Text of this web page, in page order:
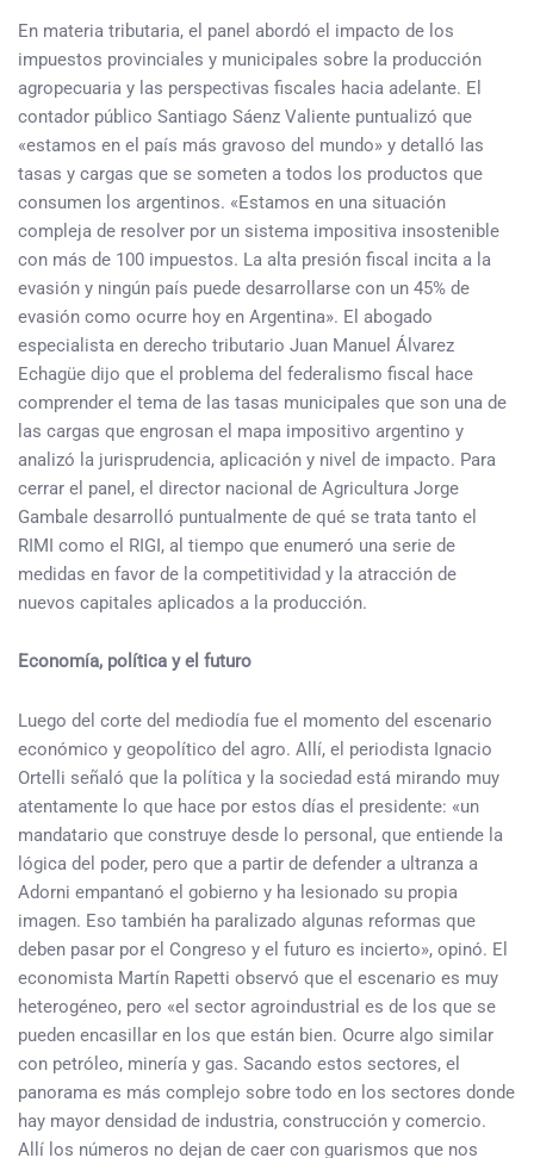
En materia tributaria, el panel abordó el impacto de los
impuestos provinciales y municipales sobre la producción
agropecuaria y las perspectivas fiscales hacia adelante. El
contador público Santiago Sáenz Valiente puntualizó que
«estamos en el país más gravoso del mundo» y detalló las
tasas y cargas que se someten a todos los productos que
consumen los argentinos. «Estamos en una situación
compleja de resolver por un sistema impositiva insostenible
con más de 100 impuestos. La alta presión fiscal incita a la
evasión y ningún país puede desarrollarse con un 45% de
evasión como ocurre hoy en Argentina». El abogado
especialista en derecho tributario Juan Manuel Álvarez
Echagüe dijo que el problema del federalismo fiscal hace
comprender el tema de las tasas municipales que son una de
las cargas que engrosan el mapa impositivo argentino y
analizó la jurisprudencia, aplicación y nivel de impacto. Para
cerrar el panel, el director nacional de Agricultura Jorge
Gambale desarrolló puntualmente de qué se trata tanto el
RIMI como el RIGI, al tiempo que enumeró una serie de
medidas en favor de la competitividad y la atracción de
nuevos capitales aplicados a la producción.
Economía, política y el futuro
Luego del corte del mediodía fue el momento del escenario
económico y geopolítico del agro. Allí, el periodista Ignacio
Ortelli señaló que la política y la sociedad está mirando muy
atentamente lo que hace por estos días el presidente: «un
mandatario que construye desde lo personal, que entiende la
lógica del poder, pero que a partir de defender a ultranza a
Adorni empantanó el gobierno y ha lesionado su propia
imagen. Eso también ha paralizado algunas reformas que
deben pasar por el Congreso y el futuro es incierto», opinó. El
economista Martín Rapetti observó que el escenario es muy
heterogéneo, pero «el sector agroindustrial es de los que se
pueden encasillar en los que están bien. Ocurre algo similar
con petróleo, minería y gas. Sacando estos sectores, el
panorama es más complejo sobre todo en los sectores donde
hay mayor densidad de industria, construcción y comercio.
Allí los números no dejan de caer con guarismos que nos